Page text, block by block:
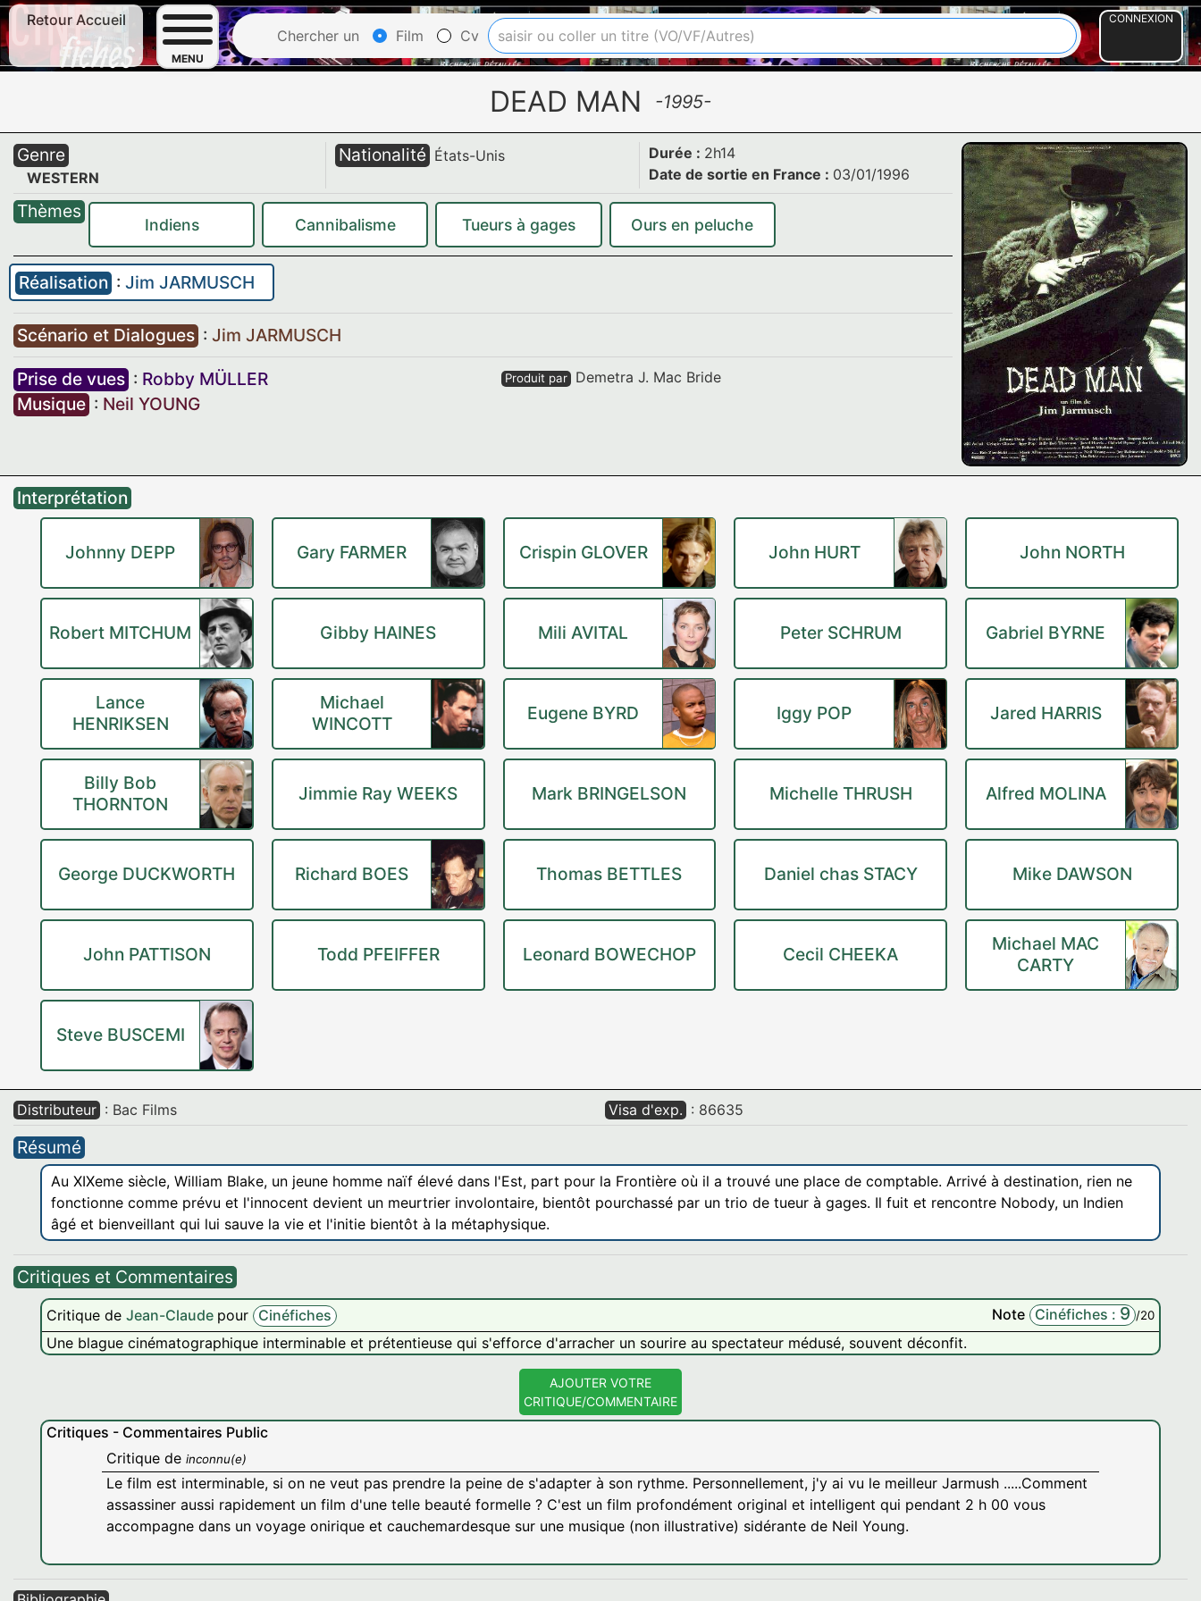
Retour Accueil
MENU
Chercher un Film Cv
CONNEXION
DEAD MAN -1995-
Genre
WESTERN
Nationalité États-Unis Durée : 2h14
Date de sortie en France : 03/01/1996
Thèmes
Indiens Cannibalisme Tueurs à gages Ours en peluche
Réalisation : Jim JARMUSCH
Scénario et Dialogues : Jim JARMUSCH
Prise de vues : Robby MÜLLER
Musique : Neil YOUNG
Produit par Demetra J. Mac Bride
Interprétation
Johnny DEPP Gary FARMER Crispin GLOVER John HURT John NORTH
Robert MITCHUM Gibby HAINES Mili AVITAL Peter SCHRUM Gabriel BYRNE
Lance
HENRIKSEN
Michael
WINCOTT
Eugene BYRD Iggy POP Jared HARRIS
Billy Bob
THORNTON
Jimmie Ray WEEKS Mark BRINGELSON Michelle THRUSH Alfred MOLINA
George DUCKWORTH Richard BOES Thomas BETTLES Daniel chas STACY Mike DAWSON
John PATTISON Todd PFEIFFER Leonard BOWECHOP Cecil CHEEKA
Michael MAC
CARTY
Steve BUSCEMI
Distributeur : Bac Films Visa d'exp. : 86635
Résumé
Au XIXeme siècle, William Blake, un jeune homme naïf élevé dans l'Est, part pour la Frontière où il a trouvé une place de comptable. Arrivé à destination, rien ne
fonctionne comme prévu et l'innocent devient un meurtrier involontaire, bientôt pourchassé par un trio de tueur à gages. Il fuit et rencontre Nobody, un Indien
âgé et bienveillant qui lui sauve la vie et l'initie bientôt à la métaphysique.
Critiques et Commentaires
Critique de Jean-Claude pour Cinéfiches Note Cinéfiches : 9 /20
Une blague cinématographique interminable et prétentieuse qui s'efforce d'arracher un sourire au spectateur médusé, souvent déconfit.
AJOUTER VOTRE
CRITIQUE/COMMENTAIRE
Critiques - Commentaires Public
Critique de inconnu(e)
Le film est interminable, si on ne veut pas prendre la peine de s'adapter à son rythme. Personnellement, j'y ai vu le meilleur Jarmush .....Comment
assassiner aussi rapidement un film d'une telle beauté formelle ? C'est un film profondément original et intelligent qui pendant 2 h 00 vous
accompagne dans un voyage onirique et cauchemardesque sur une musique (non illustrative) sidérante de Neil Young.